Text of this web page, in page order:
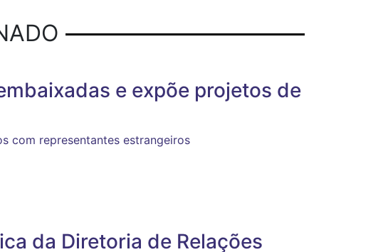
e expõe projetos de
com representantes estrangeiros
da Diretoria de Relações